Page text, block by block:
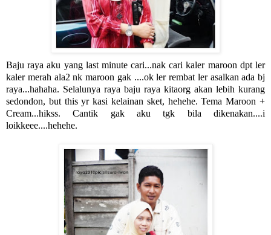
Baju raya aku yang last minute cari...nak cari kaler maroon dpt ler
kaler merah ala2 nk maroon gak ....ok ler rembat ler asalkan ada bj
raya...hahaha. Selalunya raya baju raya kitaorg akan lebih kurang
sedondon, but this yr kasi kelainan sket, hehehe. Tema Maroon +
Cream...hikss. Cantik gak aku tgk bila dikenakan....i
loikkeee....hehehe.